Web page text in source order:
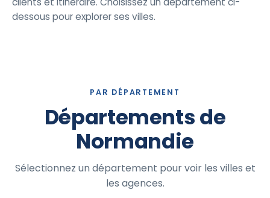
dessous pour explorer ses villes.
PAR DÉPARTEMENT
Départements de
Normandie
Sélectionnez un département pour voir les villes et
les agences.